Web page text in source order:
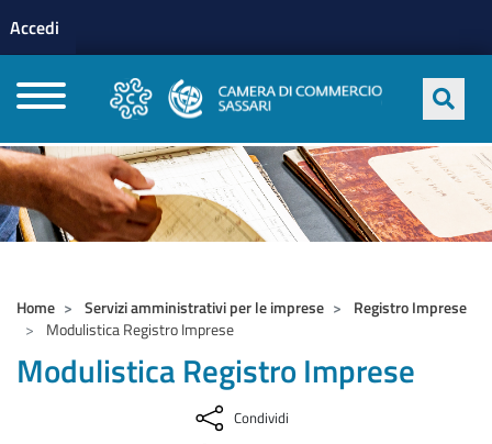
profilo utente
Accedi
Home Servizi amministrativi per le imprese
Registro Imprese
Modulistica Registro Imprese
Modulistica Registro Imprese
Condividi